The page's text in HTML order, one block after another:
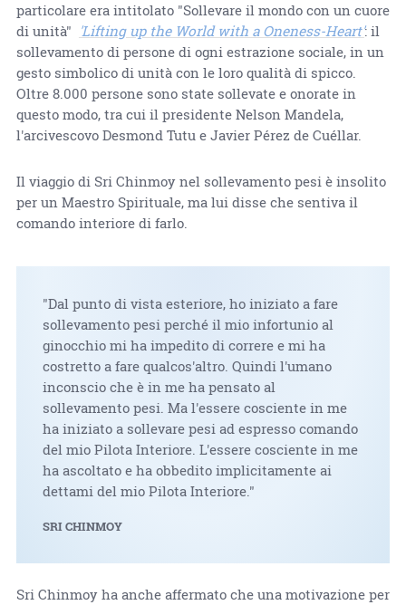
particolare era intitolato "Sollevare il mondo con un cuore
di unità" 'Lifting up the World with a Oneness-Heart': il
sollevamento di persone di ogni estrazione sociale, in un
gesto simbolico di unità con le loro qualità di spicco.
Oltre 8.000 persone sono state sollevate e onorate in
questo modo, tra cui il presidente Nelson Mandela,
l'arcivescovo Desmond Tutu e Javier Pérez de Cuéllar.
Il viaggio di Sri Chinmoy nel sollevamento pesi è insolito
per un Maestro Spirituale, ma lui disse che sentiva il
comando interiore di farlo.
"Dal punto di vista esteriore, ho iniziato a fare
sollevamento pesi perché il mio infortunio al
ginocchio mi ha impedito di correre e mi ha
costretto a fare qualcos'altro. Quindi l'umano
inconscio che è in me ha pensato al
sollevamento pesi. Ma l'essere cosciente in me
ha iniziato a sollevare pesi ad espresso comando
del mio Pilota Interiore. L'essere cosciente in me
ha ascoltato e ha obbedito implicitamente ai
dettami del mio Pilota Interiore."
SRI CHINMOY
Sri Chinmoy ha anche affermato che una motivazione per